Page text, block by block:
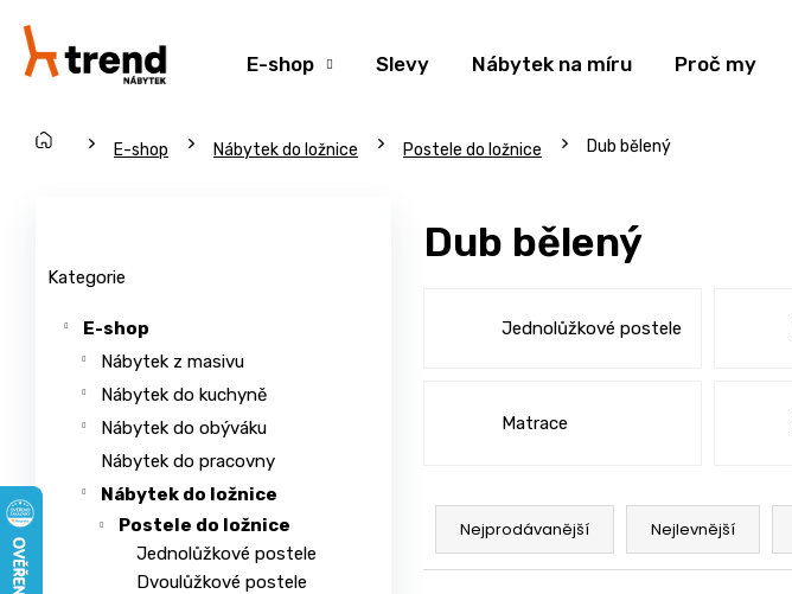
obsah
E-shop Slevy Nábytek na míru Proč my
Domů E-shop Nábytek do ložnice Postele do ložnice Dub bělený
a
n
e
Kategorie
E-shop
Nábytek z masivu
Nábytek do kuchyně
Nábytek do obýváku
Nábytek do pracovny
Nábytek do ložnice
Postele do ložnice
Jednolůžkové postele
Dvoulůžkové postele
Dub bělený
Jednolůžkové postele
Matrace
Ř
z
Nejprodávanější Nejlevnější
Zpět
obchodu
Zpět
obchodu
C
t
e
n
a